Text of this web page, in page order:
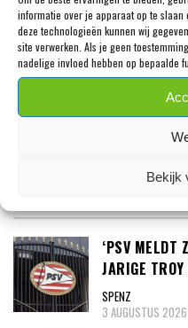
informatie over je apparaat op te
deze technologieën kunnen wij
site verwerken. Als je geen
nadelige invloed hebben op bepaalde
Bekijk
‘PSV MELDT
JARIGE
SPENZ
3 AUGUSTUS 2026